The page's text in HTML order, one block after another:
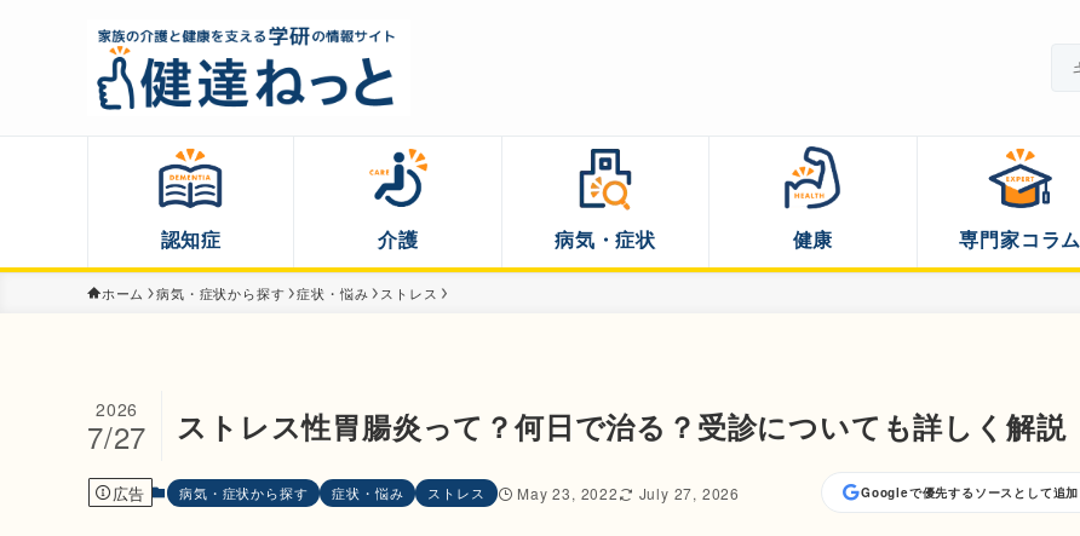
認知症 介護 病気・症状 健康 専門家コラム
ホーム 病気・症状から探す 症状・悩み ストレス
ストレス性胃腸炎って？何日で治る？受診についても詳しく解説
2026
7/27
広告 病気・症状から探す 症状・悩み ストレス May 23, 2022 July 27, 2026 Googleで優先するソースとして追加